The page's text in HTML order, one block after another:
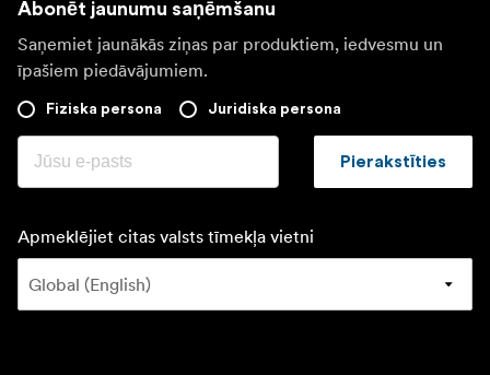
Abonēt jaunumu saņēmšanu
Saņemiet jaunākās ziņas par produktiem, iedvesmu un
īpašiem piedāvājumiem.
Fiziska persona Juridiska persona
Pierakstīties
Apmeklējiet citas valsts tīmekļa vietni